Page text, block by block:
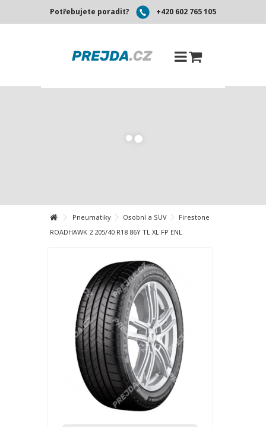
Potřebujete poradit? +420 602 765 105
Pneumatiky Osobní a SUV
Firestone
ROADHAWK 2 205/40 R18 86Y TL XL FP ENL